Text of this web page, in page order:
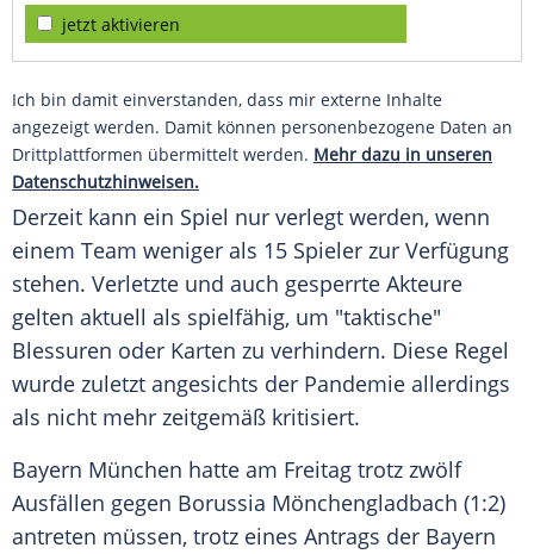
jetzt aktivieren
Ich bin damit einverstanden, dass mir externe Inhalte
angezeigt werden. Damit können personenbezogene Daten an
Drittplattformen übermittelt werden. Mehr dazu in unseren
Datenschutzhinweisen.
Derzeit kann ein Spiel nur verlegt werden, wenn
einem Team weniger als 15 Spieler zur Verfügung
stehen. Verletzte und auch gesperrte Akteure
gelten aktuell als spielfähig, um "taktische"
Blessuren oder Karten zu verhindern. Diese Regel
wurde zuletzt angesichts der Pandemie allerdings
als nicht mehr zeitgemäß kritisiert.
Bayern München hatte am Freitag trotz zwölf
Ausfällen gegen Borussia Mönchengladbach (1:2)
antreten müssen, trotz eines Antrags der Bayern